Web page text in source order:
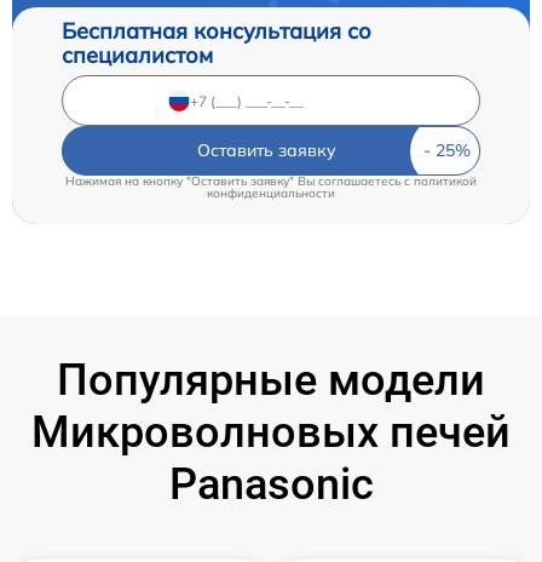
Бесплатная консультация со
специалистом
Оставить заявку
Нажимая на кнопку "Оставить заявку" Вы соглашаетесь cполитикой
конфиденциальности
Популярные модели
Микроволновых печей
Panasonic